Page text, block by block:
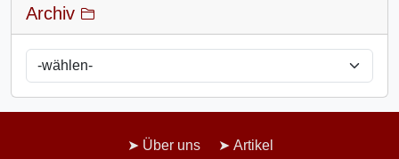
Archiv
Über uns Artikel